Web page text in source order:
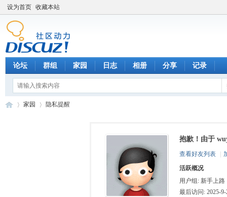
设为首页 收藏本站
论坛 群组 家园 日志 相册 分享 记录
家园 隐私提醒
抱歉！由于
查看好友列表
活跃概况
用户组: 新手上路
最后访问: 2025-9-